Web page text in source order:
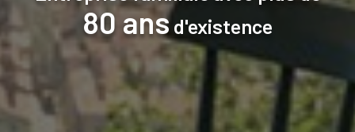
80 ansd'existence